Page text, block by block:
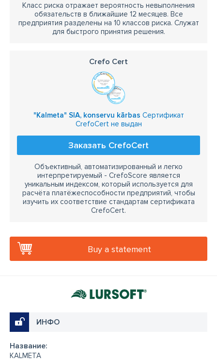
Класс риска отражает вероятность невыполнения
обязательств в ближайшие 12 месяцев. Все
предприятия разделены на 10 классов риска. Служат
для быстрого принятия решения.
Crefo Cert
"Kalmeta" SIA, konservu kārbas Сертификат
CrefoCert не выдан
Заказать CrefoCert
Объективный, автоматизированный и легко
интерпретируемый - CrefoScore является
уникальным индексом, который используется для
расчёта платёжеспособности предприятий, чтобы
изучить их соответствие стандартам сертификата
CrefoCert.
Buy a statement
ИНФО
Название:
KALMETA